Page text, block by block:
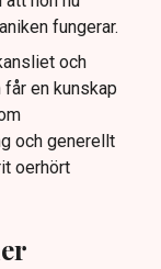
fungerar.
och
en kunskap
och generellt
oerhört